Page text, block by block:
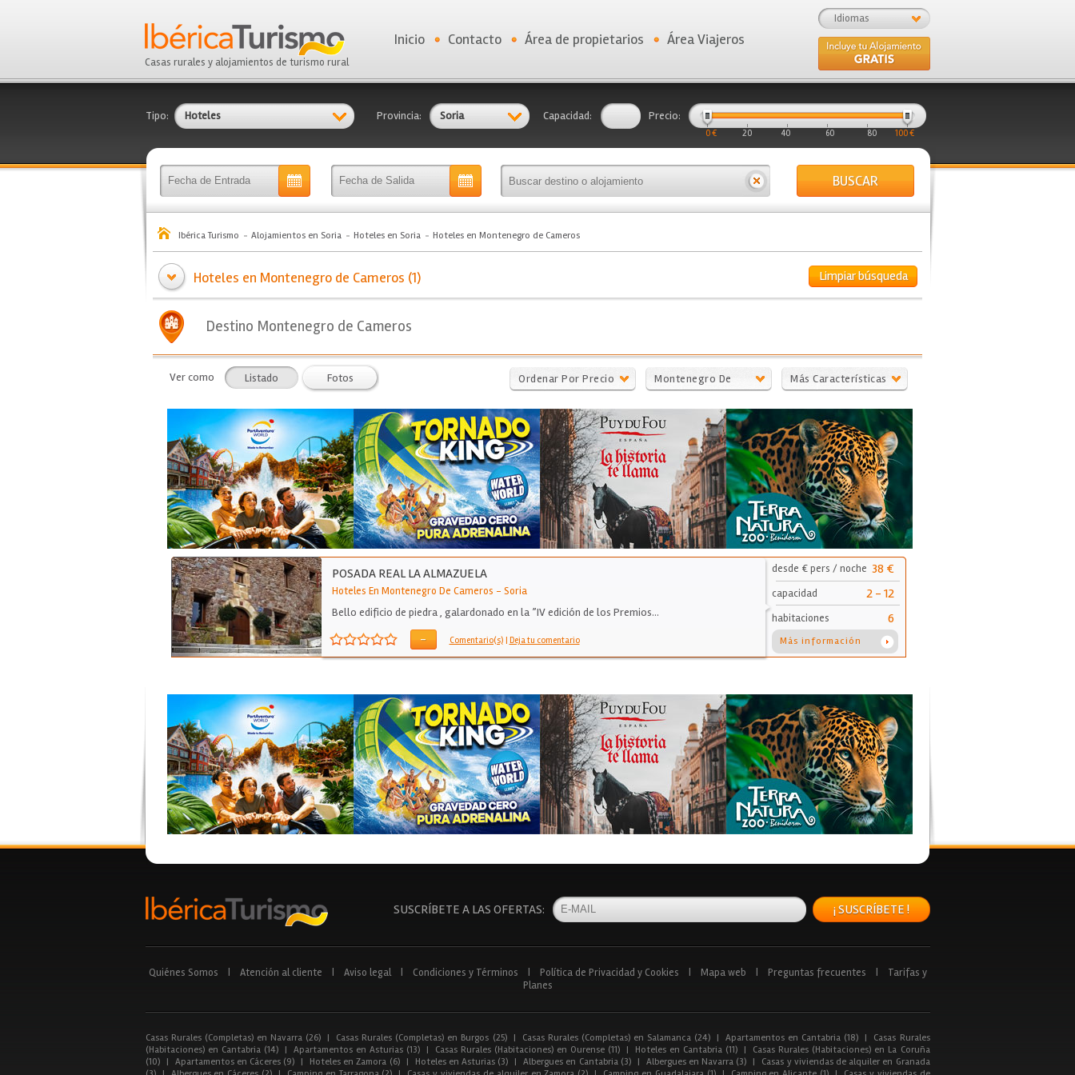
Casas rurales y alojamientos de turismo rural
Idiomas
Inicio Contacto Área de propietarios Área Viajeros
Tipo: Hoteles Provincia: Soria Capacidad: Precio:
0 € 20 40 60 80 100 €
BUSCAR
Ibérica Turismo Alojamientos en Soria Hoteles en Soria Hoteles en Montenegro de Cameros
Limpiar búsqueda
Hoteles en Montenegro de Cameros (1)
Destino Montenegro de Cameros
Ver como Listado Fotos Ordenar Por Precio
Montenegro De
Cameros
Más Características
POSADA REAL LA ALMAZUELA
Hoteles En Montenegro De Cameros - Soria
Bello edificio de piedra , galardonado en la ”IV edición de los Premios…
- Comentario(s) | Deja tu comentario
desde € pers / noche 38 €
capacidad 2 - 12
habitaciones 6
Más información
SUSCRÍBETE A LAS OFERTAS: ¡ SUSCRÍBETE !
Quiénes Somos Atención al cliente Aviso legal Condiciones y Términos Política de Privacidad y Cookies Mapa web Preguntas frecuentes
Tarifas y
Planes
Casas Rurales (Completas) en Navarra (26) | Casas Rurales (Completas) en Burgos (25) | Casas Rurales (Completas) en Salamanca (24) | Apartamentos en Cantabria (18) |
Casas Rurales
(Habitaciones) en Cantabria (14)
| Apartamentos en Asturias (13) | Casas Rurales (Habitaciones) en Ourense (11) | Hoteles en Cantabria (11) |
Casas Rurales (Habitaciones) en La Coruña
(10)
| Apartamentos en Cáceres (9) | Hoteles en Zamora (6) | Hoteles en Asturias (3) | Albergues en Cantabria (3) | Albergues en Navarra (3) |
Casas y viviendas de alquiler en Granada